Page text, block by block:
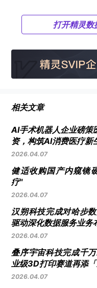
打开精灵数
相关文章
AI手术机器人企业磅策
资，构筑AI消费医疗新
2026.04.07
健适收购国产内窥镜
疗"
2026.04.07
汉朔科技完成对哈步
驱动深化数据服务业务
2026.04.07
叠序宇宙科技完成千
业级3D打印赛道再添「
2026.04.07